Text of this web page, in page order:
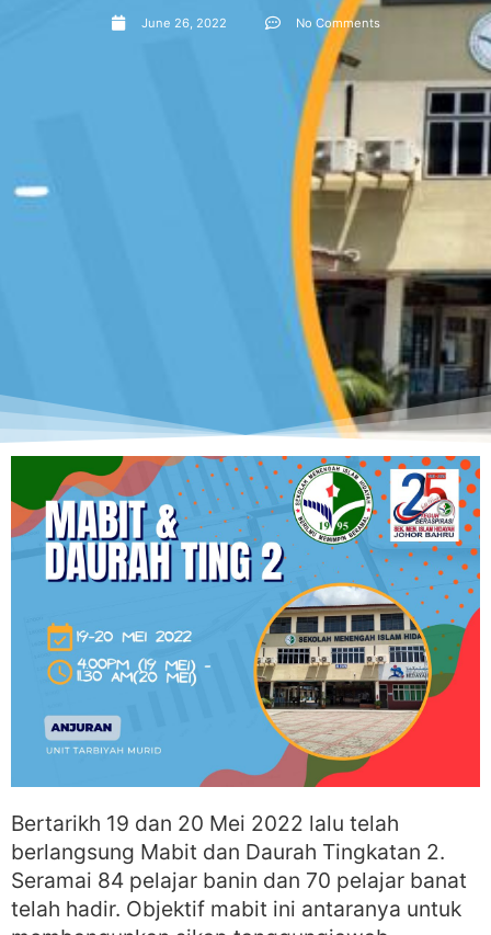
June 26, 2022 No Comments
Bertarikh 19 dan 20 Mei 2022 lalu telah
berlangsung Mabit dan Daurah Tingkatan 2.
Seramai 84 pelajar banin dan 70 pelajar banat
telah hadir. Objektif mabit ini antaranya untuk